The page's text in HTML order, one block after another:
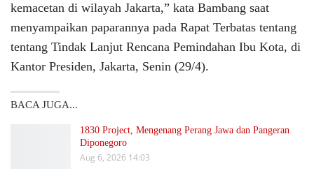
kemacetan di wilayah Jakarta,” kata Bambang saat
menyampaikan paparannya pada Rapat Terbatas tentang
tentang Tindak Lanjut Rencana Pemindahan Ibu Kota, di
Kantor Presiden, Jakarta, Senin (29/4).
BACA JUGA...
1830 Project, Mengenang Perang Jawa dan Pangeran
Diponegoro
Aug 6, 2026 14:03